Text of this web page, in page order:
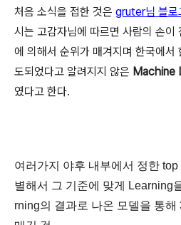
처음 소식을 접한 것은 gruter님 블로
시는 고감자님에 따르면 사람의 손이
에 의해서 순위가 매겨지며 한국에서
도되었다고 알려지지 않은 Machine
였다고 한다.
여러가지 야후 내부에서 정한
별해서 그 기준에 맞게 Learning
rning의 결과로 나온 모델을 통